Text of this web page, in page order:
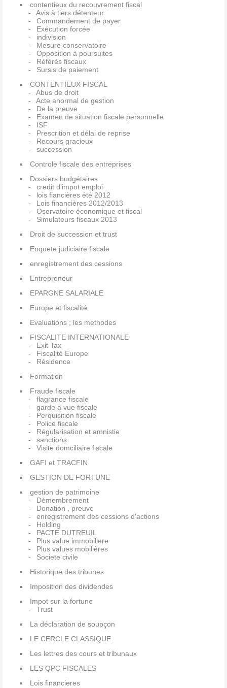
contentieux du recouvrement fiscal
Avis à tiers détenteur
Commandement de payer
Exécution forcée
indivision
Mesure conservatoire
Opposition à poursuites
Référés fiscaux
Sursis de paiement
CONTENTIEUX FISCAL
Abus de droit
Acte anormal de gestion
De la preuve
Examen de situation fiscale personnelle
ISF
Prescrition et délai de reprise
Recours gracieux
succession
Controle fiscale des entreprises
Dossiers budgétaires
credit d'impot emploi
lois fiancières été 2012
Lois financières 2012/2013
Oservatoire économique et fiscal
Simulateurs fiscaux 2013
Droit de succession et trust
Enquete judiciaire fiscale
enregistrement des cessions
Entrepreneur
EPARGNE SALARIALE
Europe et fiscalité
Evaluations ; les methodes
FISCALITE INTERNATIONALE
Exit Tax
Fiscalité Europe
Résidence
Formation
Fraude fiscale
flagrance fiscale
garde a vue fiscale
Perquisition fiscale
Police fiscale
Régularisation et amnistie
sanctions
Visite domciliaire fiscale
GAFI et TRACFIN
GESTION DE FORTUNE
gestion de patrimoine
Démembrement
Donation , preuve
enregistrement des cessions d'actions
Holding
PACTE DUTREUIL
Plus value immobiliere
Plus values mobilières
Societe civile
Historique des tribunes
Imposition des dividendes
Impot sur la fortune
Trust
La déclaration de soupçon
LE CERCLE CLASSIQUE
Les lettres des cours et tribunaux
LES QPC FISCALES
Lois financieres